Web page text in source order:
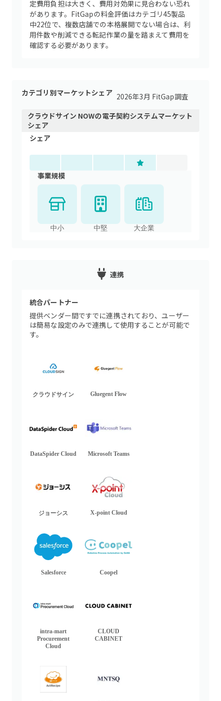
定費用負担は大きく、費用対効果に見合わない恐れ
があります。FitGapの料金評価はカテゴリ45製品
中22位で、複数店舗での本格展開でない場合は、利
用件数や削減できる転記作業の量を踏まえて費用を
確認する必要があります。
カテゴリ別マーケットシェア 2026年3月 FitGap調査
クラウドサイン NOWの電子契約システムマーケット
シェア
シェア
事業規模
中小 中堅 大企業
連携
統合パートナー
提供ベンダー間ですでに連携されており、ユーザー
は簡易な設定のみで連携して使用することが可能で
す。
クラウドサイン Gluegent Flow
DataSpider Cloud Microsoft Teams
ジョーシス X-point Cloud
Salesforce Coopel
intra-mart
Procurement
Cloud
CLOUD
CABINET